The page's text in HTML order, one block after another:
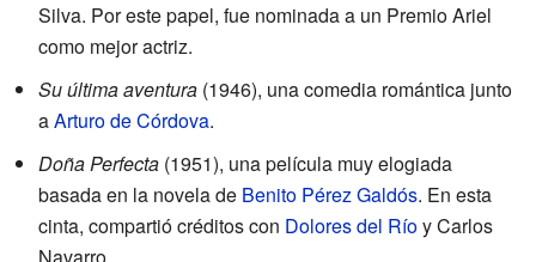
Silva. Por este papel, fue nominada a un Premio Ariel
como mejor actriz.
Su última aventura (1946), una comedia romántica junto
aArturo de Córdova.
Doña Perfecta (1951), una película muy elogiada
basada en la novela de Benito Pérez Galdós. En esta
cinta, compartió créditos con Dolores del Ríoy Carlos